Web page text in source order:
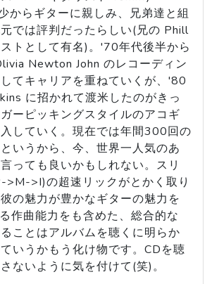
からギターに親しみ、兄弟達と組
では評判だったらしい(兄の Phill
トとして有名)。'70年代後半から
Newton John のレコーディン
てキャリアを重ねていくが、'80
に招かれて渡米したのがきっ
ーピッキングスタイルのアコギ
していく。現在では年間300回の
いうから、今、世界一人気のあ
っても良いかもしれない。スリ
>M->I)の超速リックがとかく取り
の魅力が豊かなギターの魅力を
作曲能力をも含めた、総合的な
ることはアルバムを聴くに明らか
いうかもう化け物です。CDを聴
ないように気を付けて(笑)。